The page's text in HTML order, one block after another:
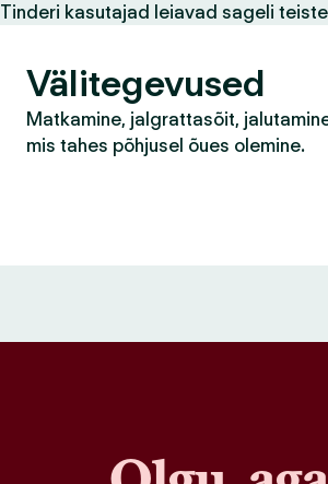
Tinderi kasutajad leiavad sageli
Välitegevused
Matkamine, jalgrattasõit,
mis tahes põhjusel õues olemine.